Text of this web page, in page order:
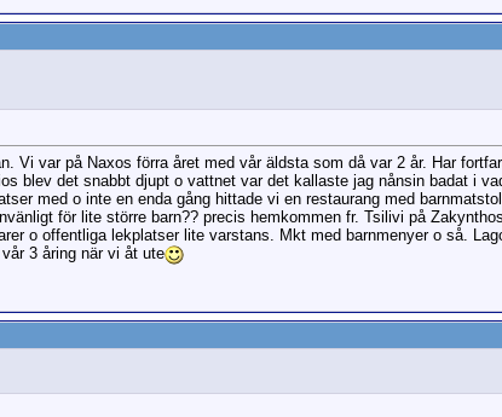
Vi var på Naxos förra året med vår äldsta som då var 2 år. Har
blev det snabbt djupt o vattnet var det kallaste jag nånsin badat i
med o inte en enda gång hittade vi en restaurang med
för lite större barn?? precis hemkommen fr. Tsilivi på
o offentliga lekplatser lite varstans. Mkt med barnmenyer o så.
3 åring när vi åt ute